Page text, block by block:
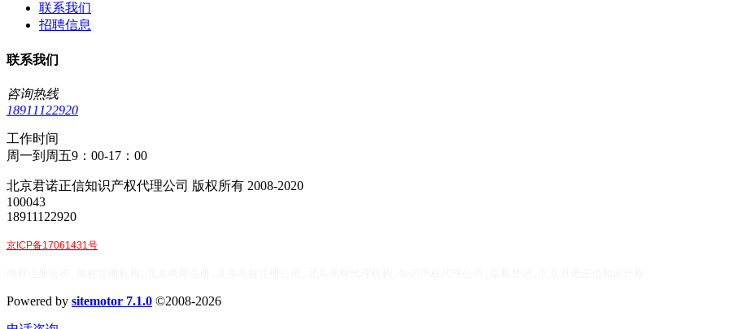
联系我们
招聘信息
联系我们
咨询热线
18911122920
工作时间
周一到周五9：00-17：00
北京君诺正信知识产权代理公司 版权所有 2008-2020
100043
18911122920
京ICP备17061431号
Powered by sitemotor 7.1.0 ©2008-2026